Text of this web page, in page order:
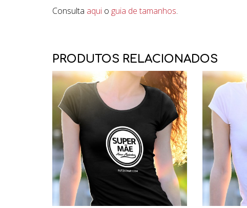
Consulta aqui o guia de tamanhos.
PRODUTOS RELACIONADOS